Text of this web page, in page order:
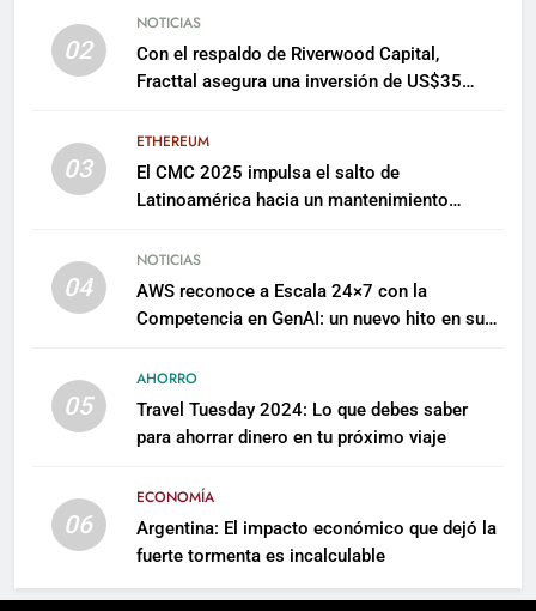
02
NOTICIAS
Con el respaldo de Riverwood Capital,
Fracttal asegura una inversión de US$35
03
ETHEREUM
El CMC 2025 impulsa el salto de
Latinoamérica hacia un mantenimiento
04
NOTICIAS
AWS reconoce a Escala 24×7 con la
Competencia en GenAI: un nuevo hito en su
05
AHORRO
Travel Tuesday 2024: Lo que debes saber
para ahorrar dinero en tu próximo viaje
06
ECONOMÍA
Argentina: El impacto económico que dejó la
fuerte tormenta es incalculable